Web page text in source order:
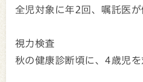
全児対象に年2回、嘱託医が
視力検査
秋の健康診断頃に、4歳児を